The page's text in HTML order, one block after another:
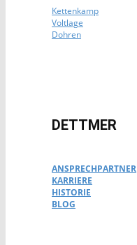
Kettenkamp
Voltlage
Dohren
DETTMER
ANSPRECHPARTNER
KARRIERE
HISTORIE
BLOG